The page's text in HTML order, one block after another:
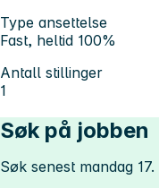
Type ansettelse
Fast, heltid 100%
Antall stillinger
1
Søk på jobben
Søk senest mandag